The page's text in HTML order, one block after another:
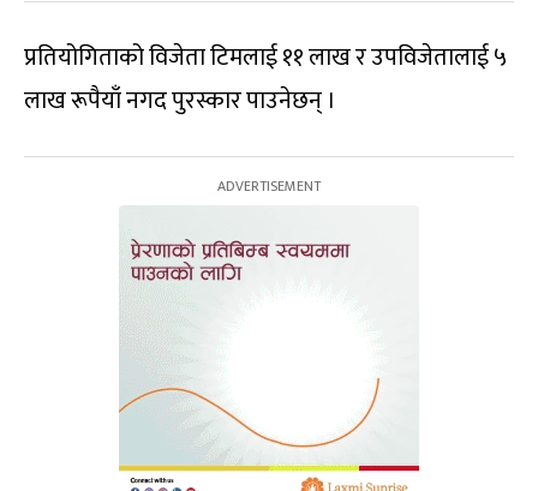
प्रतियोगिताको विजेता टिमलाई ११ लाख र उपविजेतालाई ५
लाख रूपैयाँ नगद पुरस्कार पाउनेछन् ।